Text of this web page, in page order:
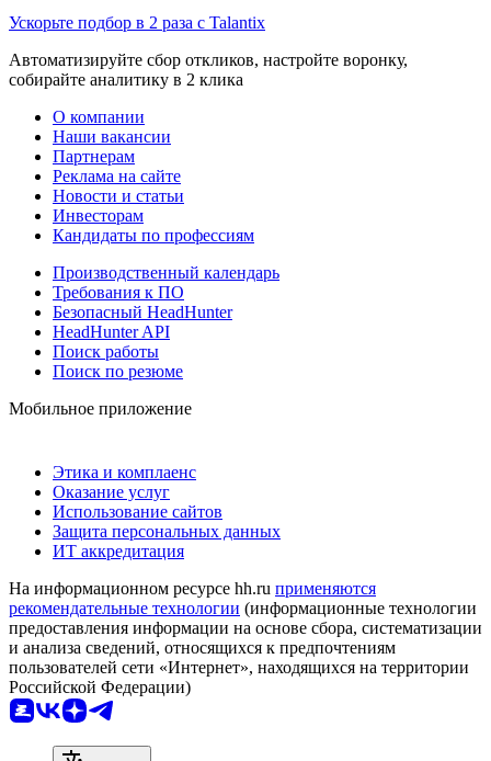
Ускорьте подбор в 2 раза с Talantix
Автоматизируйте сбор откликов, настройте воронку,
собирайте аналитику в 2 клика
О компании
Наши вакансии
Партнерам
Реклама на сайте
Новости и статьи
Инвесторам
Кандидаты по профессиям
Производственный календарь
Требования к ПО
Безопасный HeadHunter
HeadHunter API
Поиск работы
Поиск по резюме
Мобильное приложение
Этика и комплаенс
Оказание услуг
Использование сайтов
Защита персональных данных
ИТ аккредитация
На информационном ресурсе hh.ru применяются
рекомендательные технологии (информационные технологии
предоставления информации на основе сбора, систематизации
и анализа сведений, относящихся к предпочтениям
пользователей сети «Интернет», находящихся на территории
Российской Федерации)